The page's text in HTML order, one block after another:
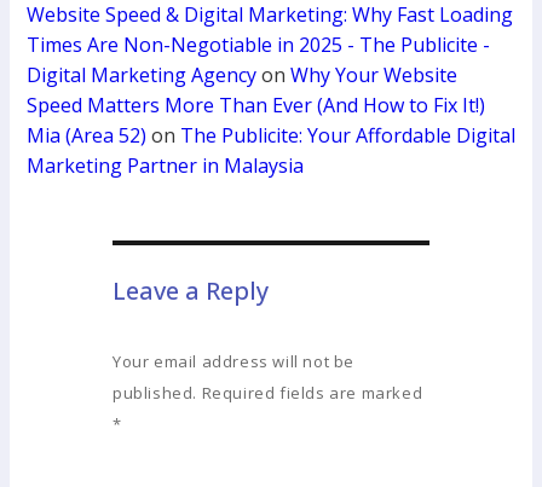
Website Speed & Digital Marketing: Why Fast Loading
Times Are Non-Negotiable in 2025 - The Publicite -
Digital Marketing Agencyon Why Your Website
Speed Matters More Than Ever (And How to Fix It!)
Mia (Area 52) on The Publicite: Your Affordable Digital
Marketing Partner in Malaysia
Leave a Reply
Your email address will not be
published. Required fields are marked
*